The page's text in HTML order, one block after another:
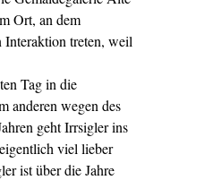
Ort, an dem
Interaktion treten, weil
Tag in die
anderen wegen des
geht Irrsigler ins
viel lieber
ist über die Jahre